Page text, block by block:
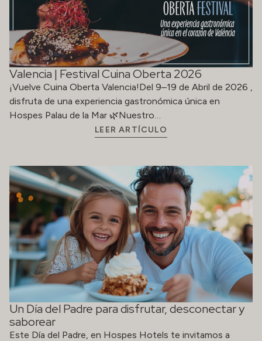
Valencia | Festival Cuina Oberta 2026
¡Vuelve Cuina Oberta Valencia!Del 9–19 de Abril de 2026 ,
disfruta de una experiencia gastronómica única en
Hospes Palau de la Mar 🌿Nuestro…
LEER ARTÍCULO
Un Día del Padre para disfrutar, desconectar y
saborear
Este Día del Padre, en Hospes Hotels te invitamos a